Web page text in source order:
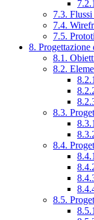
7.3.
7.4.
7.5.
8. Progettazione
8.1.
8.2.
8.3.
8.4.
8.5.